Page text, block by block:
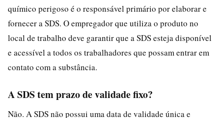
químico perigoso é o responsável primário por elaborar e
fornecer a SDS. O empregador que utiliza o produto no
local de trabalho deve garantir que a SDS esteja disponível
e acessível a todos os trabalhadores que possam entrar em
contato com a substância.
A SDS tem prazo de validade fixo?
Não. A SDS não possui uma data de validade única e